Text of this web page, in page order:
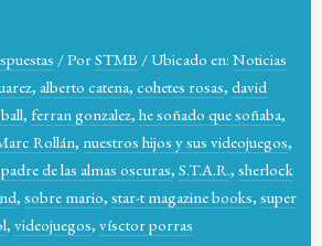
/PorSTMB / Ubicado en: Noticias
, alberto catena, cohetes rosas, david
, ferran gonzalez, he soñado que soñaba,
Rollán, nuestros hijos y sus videojuegos,
padre de las almas oscuras, S.T.A.R., sherlock
, sobre mario, star-t magazine books, super
, videojuegos, vísctor porras